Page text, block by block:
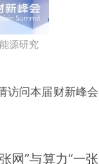
源研究
段话：本文由第
新文章
问本届财新峰会
网”与算力“一张